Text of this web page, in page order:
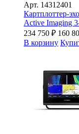
Арт. 14312401
Картплоттер-
Active Imaging
234 750 ₽ 160
В корзину